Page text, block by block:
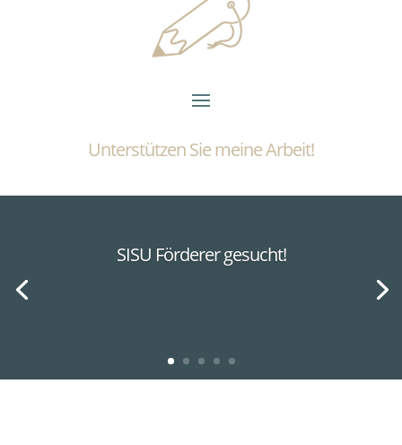
Unterstützen Sie meine Arbeit!
SISU Förderer gesucht!